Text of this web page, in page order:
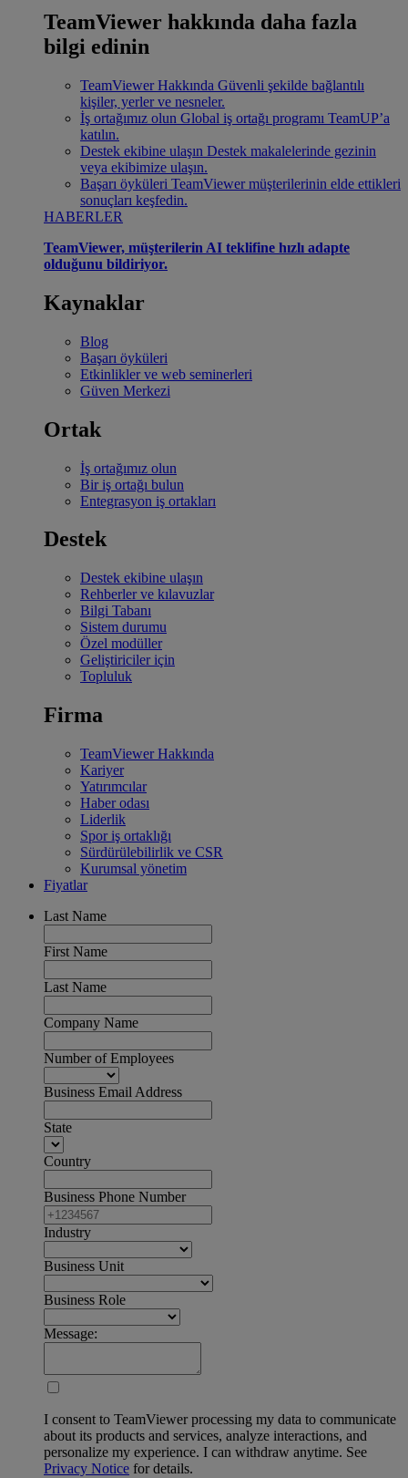
TeamViewer hakkında daha fazla
bilgi edinin
TeamViewer Hakkında Güvenli şekilde bağlantılı
kişiler, yerler ve nesneler.
İş ortağımız olun Global iş ortağı programı TeamUP’a
katılın.
Destek ekibine ulaşın Destek makalelerinde gezinin
veya ekibimize ulaşın.
Başarı öyküleri TeamViewer müşterilerinin elde ettikleri
sonuçları keşfedin.
HABERLER
TeamViewer, müşterilerin AI teklifine hızlı adapte
olduğunu bildiriyor.
Kaynaklar
Blog
Başarı öyküleri
Etkinlikler ve web seminerleri
Güven Merkezi
Ortak
İş ortağımız olun
Bir iş ortağı bulun
Entegrasyon iş ortakları
Destek
Destek ekibine ulaşın
Rehberler ve kılavuzlar
Bilgi Tabanı
Sistem durumu
Özel modüller
Geliştiriciler için
Topluluk
Firma
TeamViewer Hakkında
Kariyer
Yatırımcılar
Haber odası
Liderlik
Spor iş ortaklığı
Sürdürülebilirlik ve CSR
Kurumsal yönetim
Fiyatlar
Last Name
First Name
Last Name
Company Name
Number of Employees
Business Email Address
State
Country
Business Phone Number
Industry
Business Unit
Business Role
Message:
I consent to TeamViewer processing my data to communicate
about its products and services, analyze interactions, and
personalize my experience. I can withdraw anytime. See
Privacy Notice for details.